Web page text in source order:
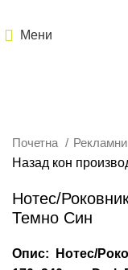
Мени
Почетна
Назад кон
Нотес/
Темно Син
Опис: Нотес/